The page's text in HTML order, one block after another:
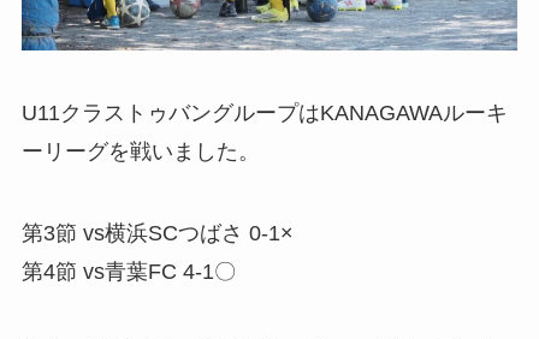
U11クラストゥバングループはKANAGAWAルーキ
ーリーグを戦いました。
第3節 vs横浜SCつばさ 0-1×
第4節 vs青葉FC 4-1〇